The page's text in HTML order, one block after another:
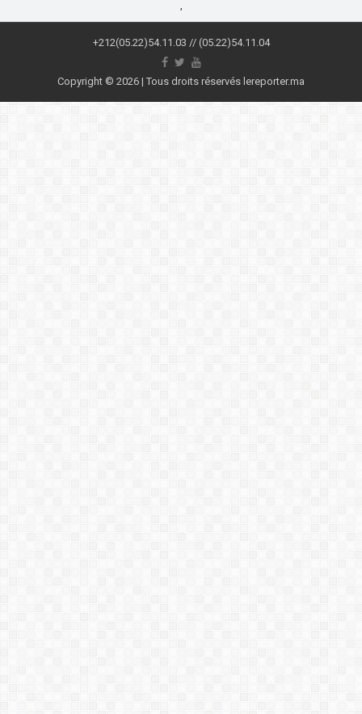
,
+212(05.22)54.11.03 // (05.22)54.11.04
Copyright © 2026 | Tous droits réservés lereporter.ma